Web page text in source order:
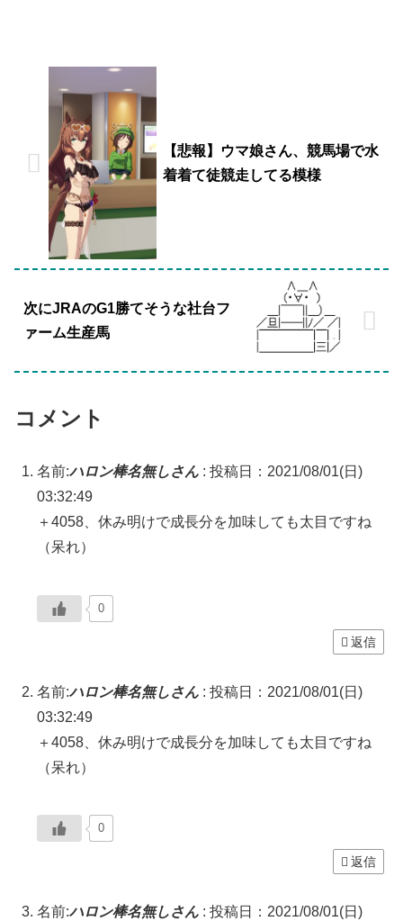
【悲報】ウマ娘さん、競馬場で水
着着て徒競走してる模様
次にJRAのG1勝てそうな社台フ
ァーム生産馬
コメント
名前:ハロン棒名無しさん : 投稿日：2021/08/01(日)
03:32:49
＋4058、休み明けで成長分を加味しても太目ですね
（呆れ）
0
返信
名前:ハロン棒名無しさん : 投稿日：2021/08/01(日)
03:32:49
＋4058、休み明けで成長分を加味しても太目ですね
（呆れ）
0
返信
名前:ハロン棒名無しさん : 投稿日：2021/08/01(日)